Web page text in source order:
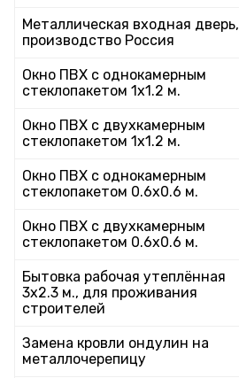
Металлическая входная дверь,
производство Россия
Окно ПВХ с однокамерным
стеклопакетом 1х1.2 м.
Окно ПВХ с двухкамерным
стеклопакетом 1х1.2 м.
Окно ПВХ с однокамерным
стеклопакетом 0.6х0.6 м.
Окно ПВХ с двухкамерным
стеклопакетом 0.6х0.6 м.
Бытовка рабочая утеплённая
3х2.3 м., для проживания
строителей
Замена кровли ондулин на
металлочерепицу